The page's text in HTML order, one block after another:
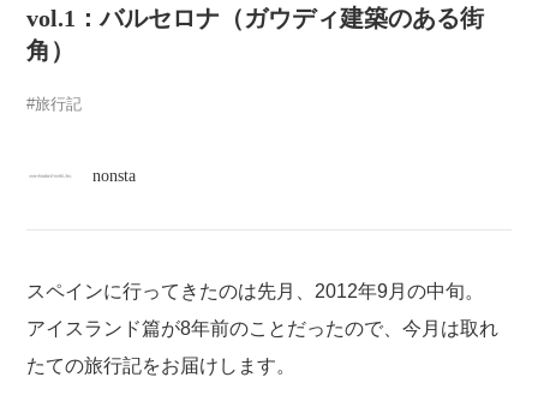
vol.1：バルセロナ（ガウディ建築のある街
角）
旅行記
nonsta
スペインに行ってきたのは先月、2012年9月の中旬。
アイスランド篇が8年前のことだったので、今月は取れ
たての旅行記をお届けします。